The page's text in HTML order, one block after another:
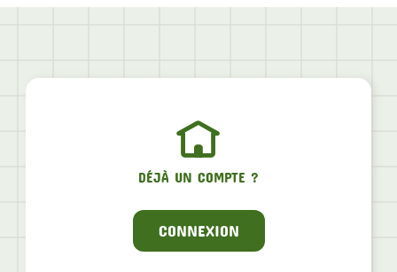
DÉJÀ UN COMPTE ?
CONNEXION